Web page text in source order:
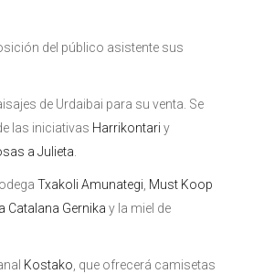
del público asistente sus
de Urdaibai para su venta. Se
las iniciativas Harrikontari y
a Julieta
Txakoli Amunategi Must Koop
La Catalana Gernika y la miel de
Kostako , que ofrecerá camisetas